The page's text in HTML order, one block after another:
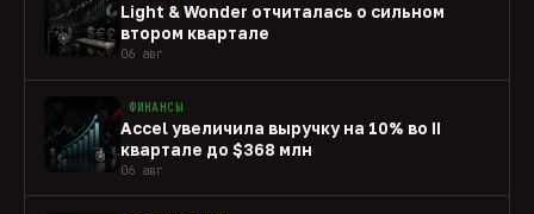
Light & Wonder отчиталась о сильном
втором квартале
06 авг
ФИНАНСЫ
Accel увеличила выручку на 10% во II
квартале до $368 млн
06 авг